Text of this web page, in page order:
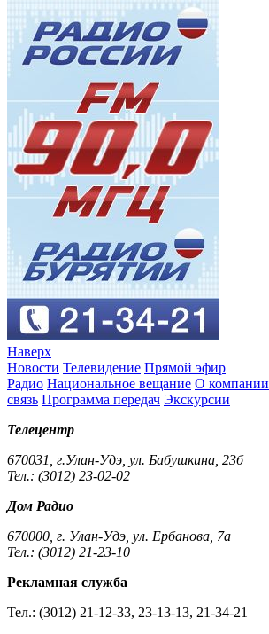
Наверх
Новости Телевидение Прямой эфир
Радио Национальное вещание О компании
связь Программа передач Экскурсии
Телецентр
670031, г.Улан-Удэ, ул. Бабушкина, 23б
Тел.: (3012) 23-02-02
Дом Радио
670000, г. Улан-Удэ, ул. Ербанова, 7а
Тел.: (3012) 21-23-10
Рекламная служба
Тел.: (3012) 21-12-33, 23-13-13, 21-34-21